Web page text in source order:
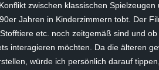
zwischen klassischen Spielzeugen
Jahren in Kinderzimmern tobt. Der
etc. noch zeitgemäß sind und ob
interagieren möchten. Da die älteren
würde ich persönlich darauf